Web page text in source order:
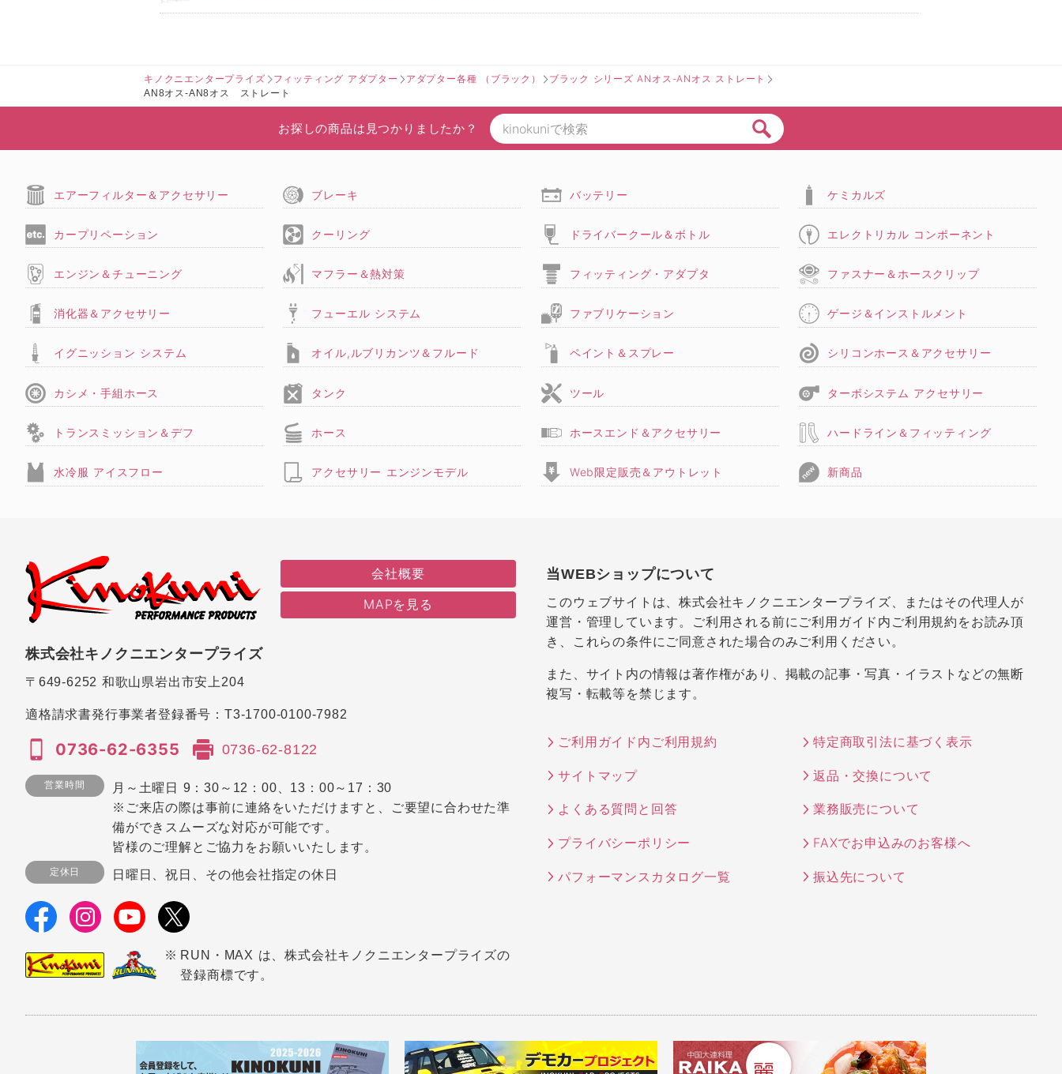
キノクニエンタープライズ フィッティング アダプター アダプター各種 （ブラック） ブラック シリーズ ANオス-ANオス ストレート
AN8オス-AN8オス ストレート
お探しの商品は見つかりましたか？
エアーフィルター＆アクセサリー ブレーキ バッテリー ケミカルズ
カープリペーション クーリング ドライバークール＆ボトル エレクトリカル コンポーネント
エンジン＆チューニング マフラー＆熱対策 フィッティング・アダプタ ファスナー＆ホースクリップ
消化器＆アクセサリー フューエル システム ファブリケーション ゲージ＆インストルメント
イグニッション システム オイル,ルブリカンツ＆フルード ペイント＆スプレー シリコンホース＆アクセサリー
カシメ・手組ホース タンク ツール ターボシステム アクセサリー
トランスミッション＆デフ ホース ホースエンド＆アクセサリー ハードライン＆フィッティング
水冷服 アイスフロー アクセサリー エンジンモデル Web限定販売＆アウトレット 新商品
会社概要
MAPを見る
株式会社キノクニエンタープライズ
〒649-6252 和歌山県岩出市安上204
適格請求書発行事業者登録番号：T3-1700-0100-7982
0736-62-6355 0736-62-8122
営業時間
月～土曜日 9：30～12：00、13：00～17：30
※ご来店の際は事前に連絡をいただけますと、ご要望に合わせた準
備ができスムーズな対応が可能です。
皆様のご理解とご協力をお願いいたします。
定休日 日曜日、祝日、その他会社指定の休日
RUN・MAX は、株式会社キノクニエンタープライズの
登録商標です。
当WEBショップについて
このウェブサイトは、株式会社キノクニエンタープライズ、またはその代理人が
運営・管理しています。ご利用される前にご利用ガイド内ご利用規約をお読み頂
き、これらの条件にご同意された場合のみご利用ください。
また、サイト内の情報は著作権があり、掲載の記事・写真・イラストなどの無断
複写・転載等を禁じます。
ご利用ガイド内ご利用規約 特定商取引法に基づく表示
サイトマップ 返品・交換について
よくある質問と回答 業務販売について
プライバシーポリシー FAXでお申込みのお客様へ
パフォーマンスカタログ一覧 振込先について